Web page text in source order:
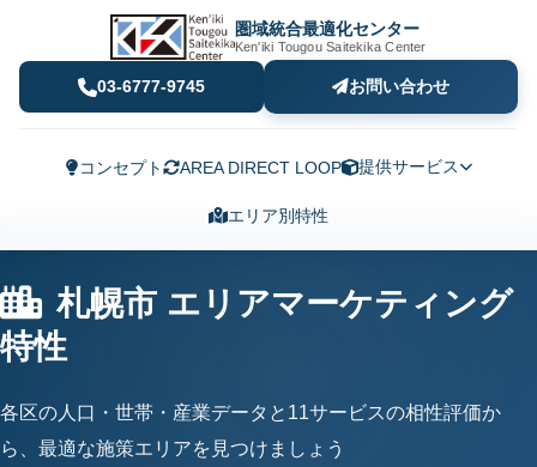
圏域統合最適化センター
Ken'iki Tougou Saitekika Center
03-6777-9745 お問い合わせ
コンセプト AREA DIRECT LOOP 提供サービス
エリア別特性
札幌市 エリアマーケティング
特性
各区の人口・世帯・産業データと11サービスの相性評価か
ら、最適な施策エリアを見つけましょう